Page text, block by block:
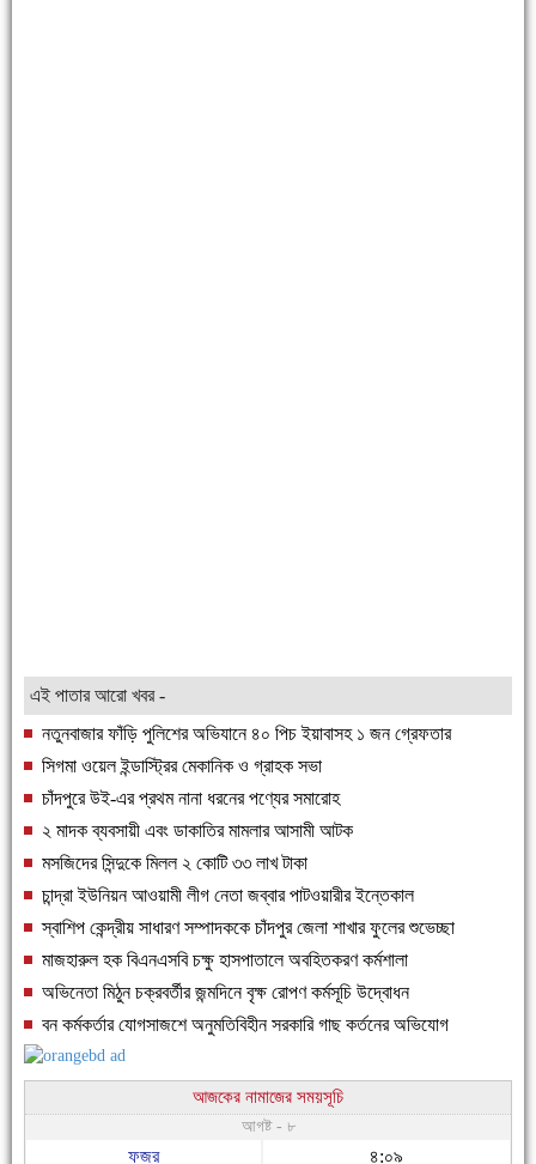
এই পাতার আরো খবর -
নতুনবাজার ফাঁড়ি পুলিশের অভিযানে ৪০ পিচ ইয়াবাসহ ১ জন গ্রেফতার
সিগমা ওয়েল ইন্ডাস্ট্রির মেকানিক ও গ্রাহক সভা
চাঁদপুরে উই-এর প্রথম নানা ধরনের পণ্যের সমারোহ
২ মাদক ব্যবসায়ী এবং ডাকাতির মামলার আসামী আটক
মসজিদের সিন্দুকে মিলল ২ কোটি ৩৩ লাখ টাকা
চান্দ্রা ইউনিয়ন আওয়ামী লীগ নেতা জব্বার পাটওয়ারীর ইন্তেকাল
স্বাশিপ কেন্দ্রীয় সাধারণ সম্পাদককে চাঁদপুর জেলা শাখার ফুলের শুভেচ্ছা
মাজহারুল হক বিএনএসবি চক্ষু হাসপাতালে অবহিতকরণ কর্মশালা
অভিনেতা মিঠুন চক্রবর্তীর জন্মদিনে বৃক্ষ রোপণ কর্মসূচি উদ্বোধন
বন কর্মকর্তার যোগসাজশে অনুমতিবিহীন সরকারি গাছ কর্তনের অভিযোগ
আজকের নামাজের সময়সূচি
আগষ্ট - ৮
ফজর ৪:০৯